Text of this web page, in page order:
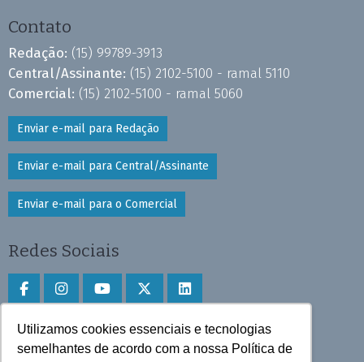
Utilizamos cookies essenciais e tecnologias
semelhantes de acordo com a nossa Política de
Contato
Redação: (15) 99789-3913
Central/Assinante: (15) 2102-5100 - ramal 5110
Comercial: (15) 2102-5100 - ramal 5060
Enviar e-mail para Redação
Enviar e-mail para Central/Assinante
Enviar e-mail para o Comercial
Redes Sociais
Faça download do aplicativo